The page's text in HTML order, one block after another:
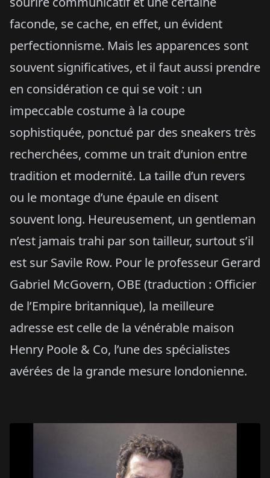
faconde, se cache, en effet, un évident
perfectionnisme. Mais les apparences sont
souvent significatives, et il faut aussi prendre
en considération ce qui se voit : un
impeccable costume à la coupe
sophistiquée, ponctué par des sneakers très
recherchées, comme un trait d’union entre
tradition et modernité. La taille d’un revers
ou le montage d’une épaule en disent
souvent long. Heureusement, un gentleman
n’est jamais trahi par son tailleur, surtout s’il
est sur Savile Row. Pour le professeur Gerard
Gabriel McGovern, OBE (traduction : Officier
de l’Empire britannique), la meilleure
adresse est celle de la vénérable maison
Henry Poole & Co, l’une des spécialistes
avérées de la grande mesure londonienne.